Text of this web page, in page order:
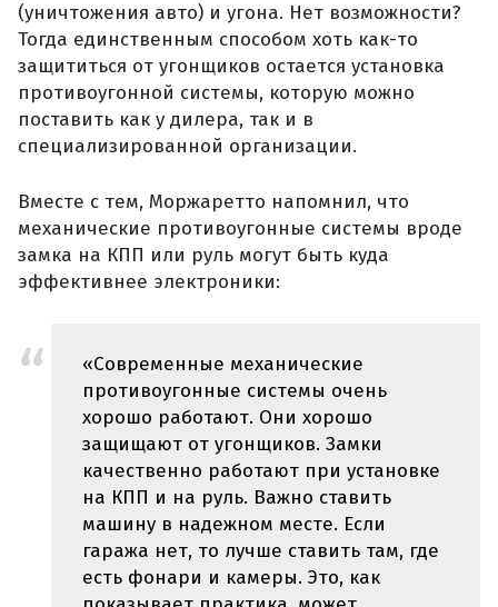
(уничтожения авто) и угона. Нет возможности?
Тогда единственным способом хоть как-то
защититься от угонщиков остается установка
противоугонной системы, которую можно
поставить как у дилера, так и в
специализированной организации.
Вместе с тем, Моржаретто напомнил, что
механические противоугонные системы вроде
замка на КПП или руль могут быть куда
эффективнее электроники:
«Современные механические
противоугонные системы очень
хорошо работают. Они хорошо
защищают от угонщиков. Замки
качественно работают при установке
на КПП и на руль. Важно ставить
машину в надежном месте. Если
гаража нет, то лучше ставить там, где
есть фонари и камеры. Это, как